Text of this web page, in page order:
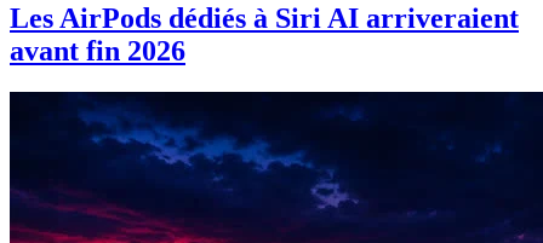
Les AirPods dédiés à Siri AI arriveraient
avant fin 2026